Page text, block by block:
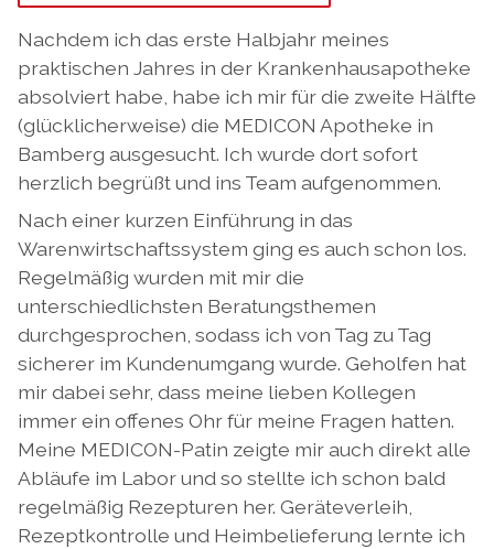
Nachdem ich das erste Halbjahr meines
praktischen Jahres in der Krankenhausapotheke
absolviert habe, habe ich mir für die zweite Hälfte
(glücklicherweise) die MEDICON Apotheke in
Bamberg ausgesucht. Ich wurde dort sofort
herzlich begrüßt und ins Team aufgenommen.
Nach einer kurzen Einführung in das
Warenwirtschaftssystem ging es auch schon los.
Regelmäßig wurden mit mir die
unterschiedlichsten Beratungsthemen
durchgesprochen, sodass ich von Tag zu Tag
sicherer im Kundenumgang wurde. Geholfen hat
mir dabei sehr, dass meine lieben Kollegen
immer ein offenes Ohr für meine Fragen hatten.
Meine MEDICON-Patin zeigte mir auch direkt alle
Abläufe im Labor und so stellte ich schon bald
regelmäßig Rezepturen her. Geräteverleih,
Rezeptkontrolle und Heimbelieferung lernte ich